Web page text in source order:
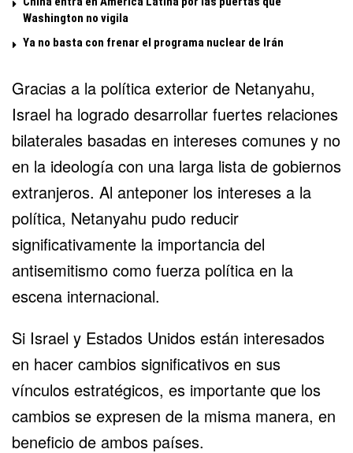
Washington no vigila
Ya no basta con frenar el programa nuclear de Irán
Gracias a la política exterior de Netanyahu,
Israel ha logrado desarrollar fuertes relaciones
bilaterales basadas en intereses comunes y no
en la ideología con una larga lista de gobiernos
extranjeros. Al anteponer los intereses a la
política, Netanyahu pudo reducir
significativamente la importancia del
antisemitismo como fuerza política en la
escena internacional.
Si Israel y Estados Unidos están interesados
en hacer cambios significativos en sus
vínculos estratégicos, es importante que los
cambios se expresen de la misma manera, en
beneficio de ambos países.